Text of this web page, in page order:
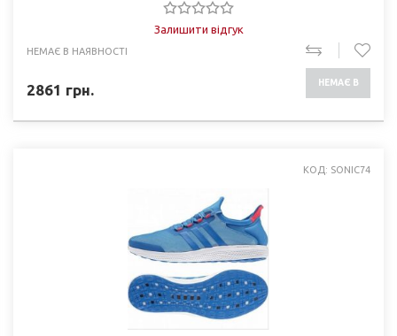
Залишити відгук
НЕМАЄ В НАЯВНОСТІ
2861 грн. НЕМАЄ В
КОД: SONIC74